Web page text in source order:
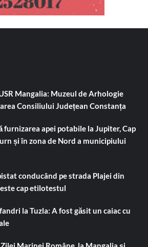
Mangalia: Muzeul de Arhologie
Consiliului Județean Constanța
furnizarea apei potabile la Jupiter, Cap
și în zona de Nord a municipiului
conducând pe strada Plajei din
cap etilotestul
la Tuzla: A fost găsit un caiac cu